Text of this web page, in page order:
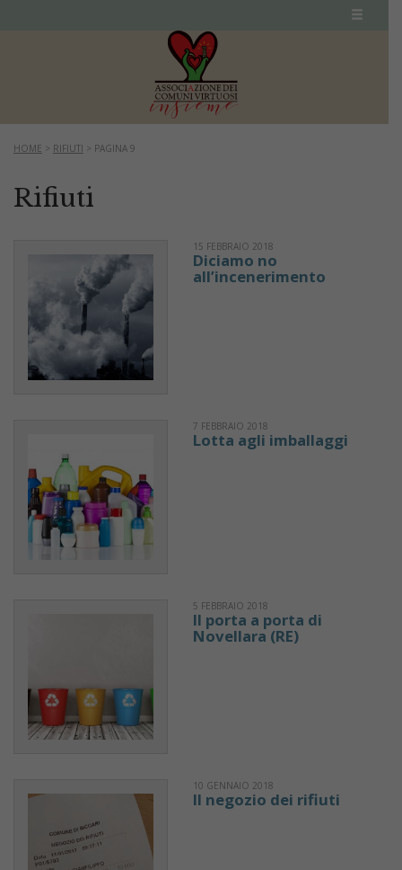
HOME > RIFIUTI > PAGINA 9
Rifiuti
15 FEBBRAIO 2018
Diciamo no
all’incenerimento
7 FEBBRAIO 2018
Lotta agli imballaggi
5 FEBBRAIO 2018
Il porta a porta di
Novellara (RE)
10 GENNAIO 2018
Il negozio dei rifiuti